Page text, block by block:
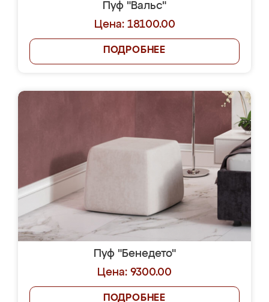
Пуф "Вальс"
Цена: 18100.00
ПОДРОБНЕЕ
Пуф "Бенедето"
Цена: 9300.00
ПОДРОБНЕЕ